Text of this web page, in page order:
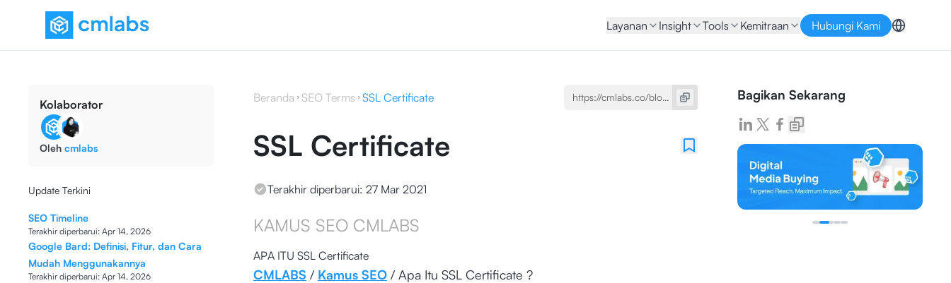
Layanan Insight Tools Kemitraan Hubungi Kami
Kolaborator
Oleh cmlabs
Update Terkini
SEO Timeline
Terakhir diperbarui: Apr 14, 2026
Google Bard: Definisi, Fitur, dan Cara
Mudah Menggunakannya
Terakhir diperbarui: Apr 14, 2026
Beranda SEO Terms SSL Certificate
SSL Certificate
Terakhir diperbarui: 27 Mar 2021
KAMUS SEO CMLABS
APA ITU SSL Certificate
CMLABS / Kamus SEO/ Apa Itu SSL Certificate ?
Bagikan Sekarang